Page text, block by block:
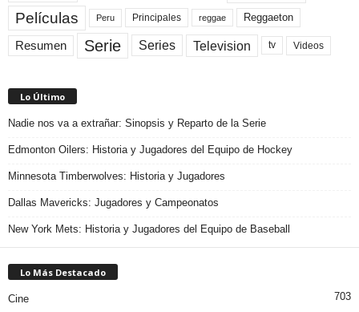
Películas Peru Principales reggae Reggaeton
Resumen Serie Series Television tv Videos
Lo Último
Nadie nos va a extrañar: Sinopsis y Reparto de la Serie
Edmonton Oilers: Historia y Jugadores del Equipo de Hockey
Minnesota Timberwolves: Historia y Jugadores
Dallas Mavericks: Jugadores y Campeonatos
New York Mets: Historia y Jugadores del Equipo de Baseball
Lo Más Destacado
Cine 703